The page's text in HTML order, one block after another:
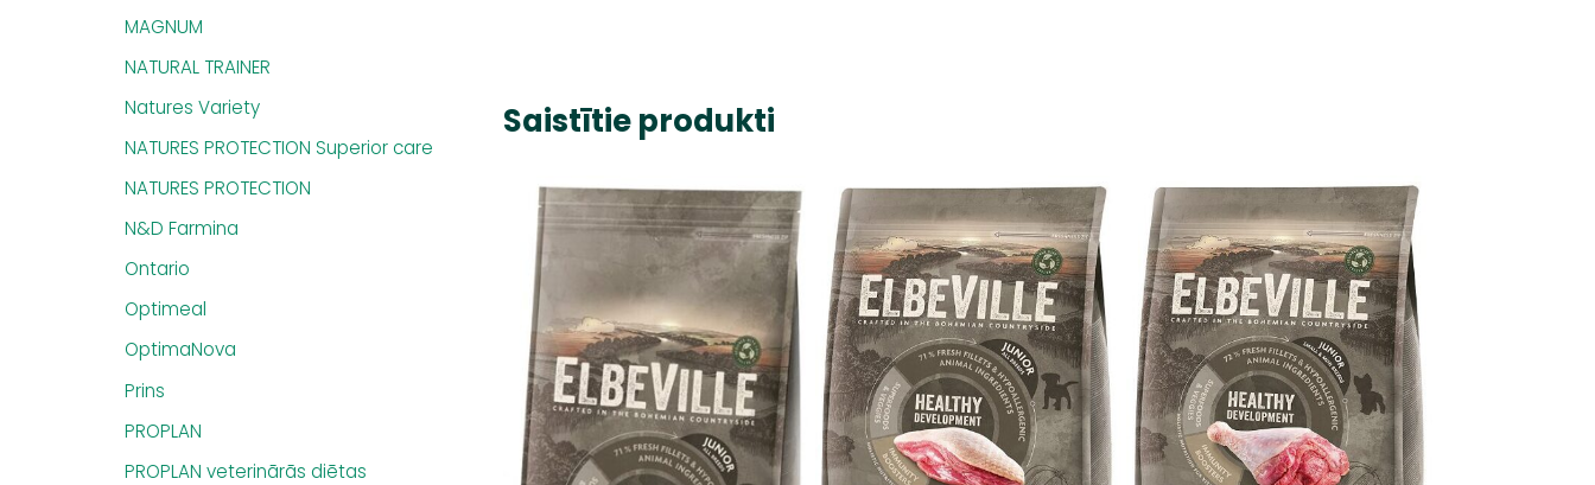
MAGNUM
NATURAL TRAINER
Natures Variety
NATURES PROTECTION Superior care
NATURES PROTECTION
N&D Farmina
Ontario
Optimeal
OptimaNova
Prins
PROPLAN
PROPLAN veterinārās diētas
Saistītie produkti